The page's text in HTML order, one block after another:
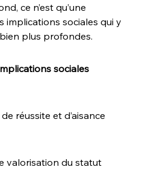
ce n’est qu’une
implications sociales qui y
plus profondes.
sociales
réussite et d’aisance
valorisation du statut